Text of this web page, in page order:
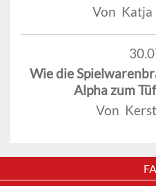
Von Katja
Wie die
Alpha zum
Von